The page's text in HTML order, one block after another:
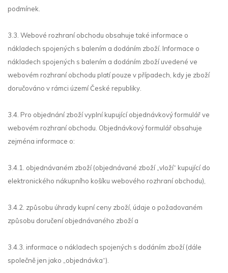
podmínek.
3.3. Webové rozhraní obchodu obsahuje také informace o
nákladech spojených s balením a dodáním zboží. Informace o
nákladech spojených s balením a dodáním zboží uvedené ve
webovém rozhraní obchodu platí pouze v případech, kdy je zboží
doručováno v rámci území České republiky.
3.4. Pro objednání zboží vyplní kupující objednávkový formulář ve
webovém rozhraní obchodu. Objednávkový formulář obsahuje
zejména informace o:
3.4.1. objednávaném zboží (objednávané zboží „vloží“ kupující do
elektronického nákupního košíku webového rozhraní obchodu),
3.4.2. způsobu úhrady kupní ceny zboží, údaje o požadovaném
způsobu doručení objednávaného zboží a
3.4.3. informace o nákladech spojených s dodáním zboží (dále
společně jen jako „objednávka“).